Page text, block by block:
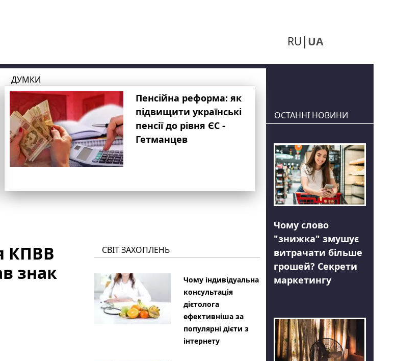
RU UA
ДУМКИ
Пенсійна реформа: як
підвищити українські
пенсії до рівня ЄС -
Гетманцев
КПВВ
знак
СВІТ ЗАХОПЛЕНЬ
Чому індивідуальна
консультація
дієтолога
ефективніша за
популярні дієти з
інтернету
ОСТАННІ НОВИНИ
Чому слово
"знижка" змушує
витрачати більше
грошей? Секрети
маркетингу